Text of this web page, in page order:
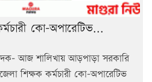
কো-অপারেটিভ...
আজ শালিখায় আড়পাড়া সরকারি
শিক্ষক কর্মচারী কো-অপারেটিভ